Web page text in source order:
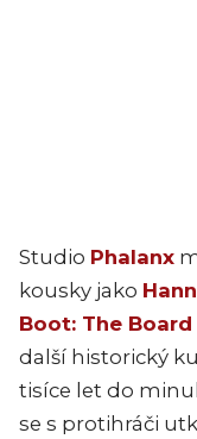
Studio Phalanx
kousky jako
Boot: The Board
další historický
tisíce let do
se s protihráči